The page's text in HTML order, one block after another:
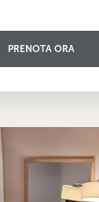
PRENOTA ORA